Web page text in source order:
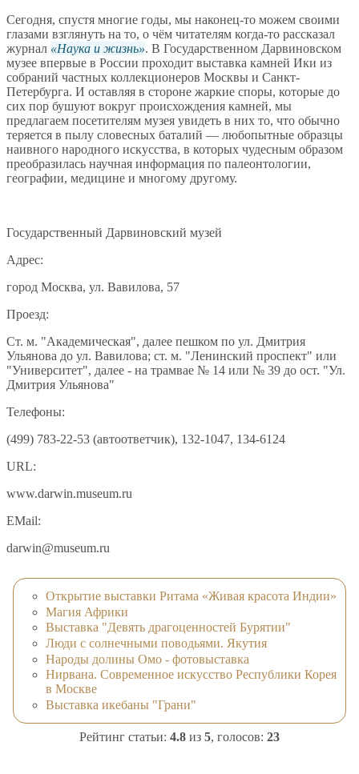
Сегодня, спустя многие годы, мы наконец-то можем своими
глазами взглянуть на то, о чём читателям когда-то рассказал
журнал
Наука и жизнь . В Государственном Дарвиновском
музее впервые в России проходит выставка камней Ики из
собраний частных коллекционеров Москвы и Санкт-
Петербурга. И оставляя в стороне жаркие споры, которые до
сих пор бушуют вокруг происхождения камней, мы
предлагаем посетителям музея увидеть в них то, что обычно
теряется в пылу словесных баталий — любопытные образцы
наивного народного искусства, в которых чудесным образом
преобразилась научная информация по палеонтологии,
географии, медицине и многому другому.
Государственный Дарвиновский музей
Адрес:
город Москва, ул. Вавилова, 57
Проезд:
Ст. м. "Академическая", далее пешком по ул. Дмитрия
Ульянова до ул. Вавилова; ст. м. "Ленинский проспект" или
"Университет", далее - на трамвае № 14 или № 39 до ост. "Ул.
Дмитрия Ульянова"
Телефоны:
(499) 783-22-53 (автоответчик), 132-1047, 134-6124
URL:
www.darwin.museum.ru
EMail:
darwin@museum.ru
Открытие выставки Ритама «Живая красота Индии»
Магия Африки
Выставка "Девять драгоценностей Бурятии"
Люди с солнечными поводьями. Якутия
Народы долины Омо - фотовыставка
Нирвана. Современное искусство Республики Корея
в Москве
Выставка икебаны "Грани"
Рейтинг статьи: 4.8 из 5, голосов: 23